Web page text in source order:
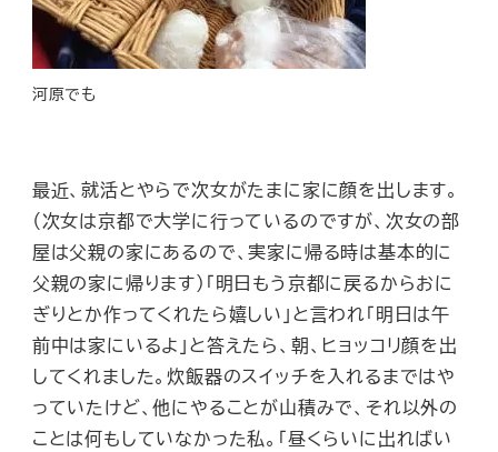
河原でも
最近、就活とやらで次女がたまに家に顔を出します。
（次女は京都で大学に行っているのですが、次女の部
屋は父親の家にあるので、実家に帰る時は基本的に
父親の家に帰ります）「明日もう京都に戻るからおに
ぎりとか作ってくれたら嬉しい」と言われ「明日は午
前中は家にいるよ」と答えたら、朝、ヒョッコリ顔を出
してくれました。炊飯器のスイッチを入れるまではや
っていたけど、他にやることが山積みで、それ以外の
ことは何もしていなかった私。「昼くらいに出ればい